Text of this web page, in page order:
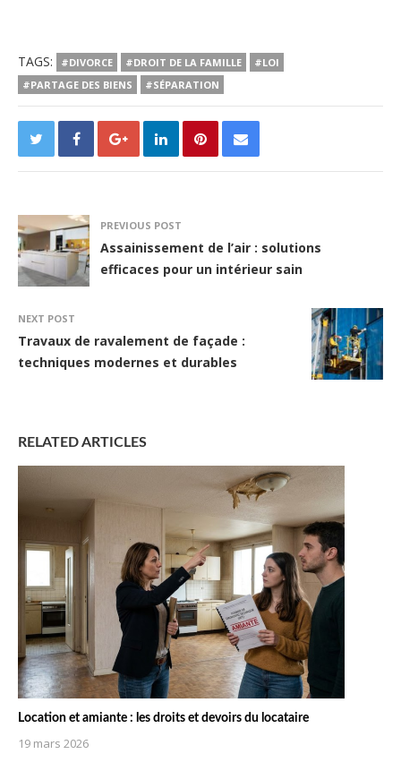
TAGS: #DIVORCE #DROIT DE LA FAMILLE
#LOI
#PARTAGE DES BIENS
#SÉPARATION
PREVIOUS POST
Assainissement de l’air : solutions
efficaces pour un intérieur sain
NEXT POST
Travaux de ravalement de façade :
techniques modernes et durables
RELATED ARTICLES
Location et amiante : les droits et devoirs du locataire
19 mars 2026